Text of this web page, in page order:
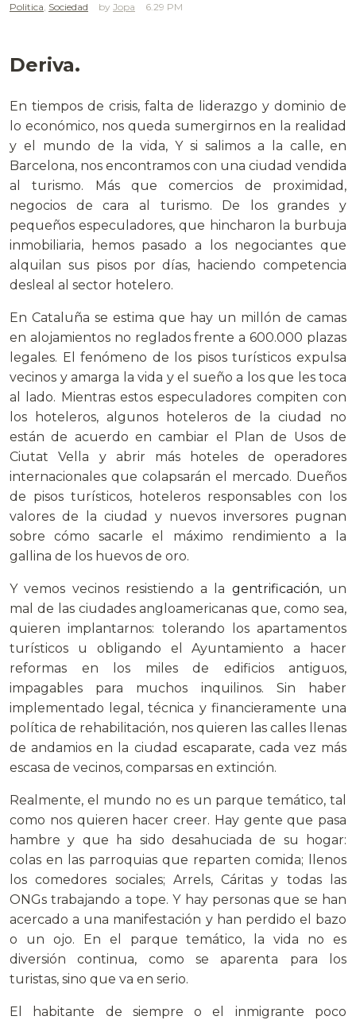
Politica, Sociedad Jopa 6.29 PM
Deriva.
En tiempos de crisis, falta de liderazgo y dominio de
lo económico, nos queda sumergirnos en la realidad
y el mundo de la vida, Y si salimos a la calle, en
Barcelona, nos encontramos con una ciudad vendida
al turismo. Más que comercios de proximidad,
negocios de cara al turismo. De los grandes y
pequeños especuladores, que hincharon la burbuja
inmobiliaria, hemos pasado a los negociantes que
alquilan sus pisos por días, haciendo competencia
desleal al sector hotelero.
En Cataluña se estima que hay un millón de camas
en alojamientos no reglados frente a 600.000 plazas
legales. El fenómeno de los pisos turísticos expulsa
vecinos y amarga la vida y el sueño a los que les toca
al lado. Mientras estos especuladores compiten con
los hoteleros, algunos hoteleros de la ciudad no
están de acuerdo en cambiar el Plan de Usos de
Ciutat Vella y abrir más hoteles de operadores
internacionales que colapsarán el mercado. Dueños
de pisos turísticos, hoteleros responsables con los
valores de la ciudad y nuevos inversores pugnan
sobre cómo sacarle el máximo rendimiento a la
gallina de los huevos de oro.
Y vemos vecinos resistiendo a la gentrificación, un
mal de las ciudades angloamericanas que, como sea,
quieren implantarnos: tolerando los apartamentos
turísticos u obligando el Ayuntamiento a hacer
reformas en los miles de edificios antiguos,
impagables para muchos inquilinos. Sin haber
implementado legal, técnica y financieramente una
política de rehabilitación, nos quieren las calles llenas
de andamios en la ciudad escaparate, cada vez más
escasa de vecinos, comparsas en extinción.
Realmente, el mundo no es un parque temático, tal
como nos quieren hacer creer. Hay gente que pasa
hambre y que ha sido desahuciada de su hogar:
colas en las parroquias que reparten comida; llenos
los comedores sociales; Arrels, Cáritas y todas las
ONGs trabajando a tope. Y hay personas que se han
acercado a una manifestación y han perdido el bazo
o un ojo. En el parque temático, la vida no es
diversión continua, como se aparenta para los
turistas, sino que va en serio.
El habitante de siempre o el inmigrante poco